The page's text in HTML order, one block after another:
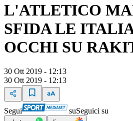
L'ATLETICO
SFIDA LE
OCCHI SU
30 Ott 2019 - 12:13
30 Ott 2019 - 12:13
Segui suSeguici su